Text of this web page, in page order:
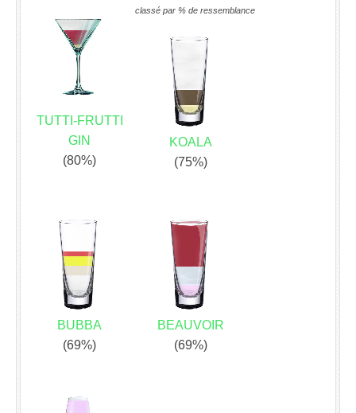
classé par % de ressemblance
TUTTI-FRUTTI
GIN
(80%)
KOALA
(75%)
BUBBA
(69%)
BEAUVOIR
(69%)